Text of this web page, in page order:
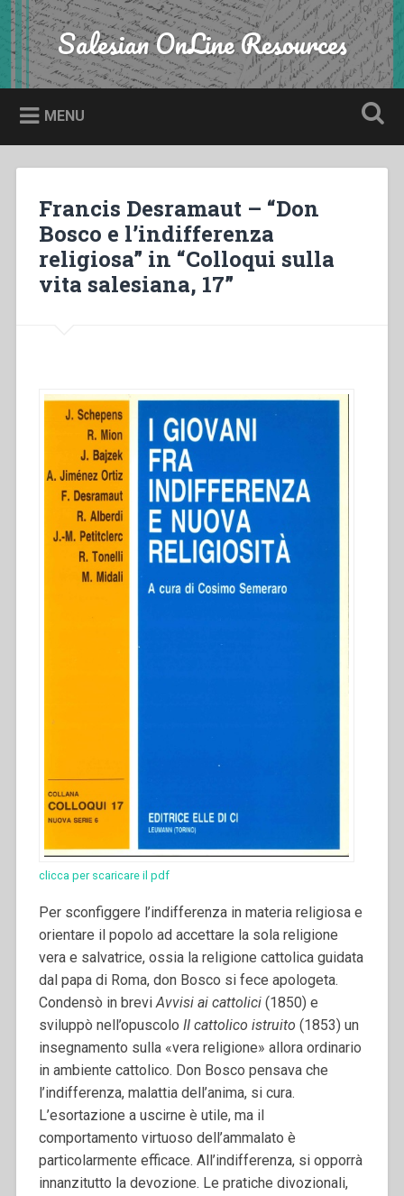
Skip
to
content
Search Salesian OnLine Resources
MENU
Francis Desramaut – “Don
Bosco e l’indifferenza
religiosa” in “Colloqui sulla
vita salesiana, 17”
clicca per scaricare il pdf
Per sconfiggere l’indifferenza in materia religiosa e
orientare il popolo ad accettare la sola religione
vera e salvatrice, ossia la religione cattolica guidata
dal papa di Roma, don Bosco si fece apologeta.
Condensò in breviAvvisi ai cattolici(1850) e
sviluppò nell’opuscolo II cattolico istruito (1853) un
insegnamento sulla «vera religione» allora ordinario
in ambiente cattolico. Don Bosco pensava che
l’indifferenza, malattia dell’anima, si cura.
L’esortazione a uscirne è utile, ma il
comportamento virtuoso dell’ammalato è
particolarmente efficace. All’indifferenza, si opporrà
innanzitutto la devozione. Le pratiche divozionali,